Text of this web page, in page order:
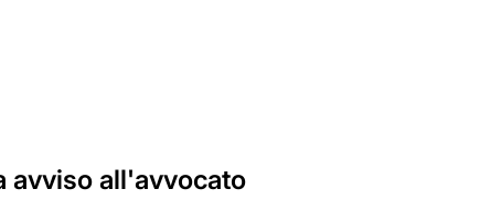
avviso all'avvocato